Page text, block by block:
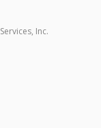
Inc.